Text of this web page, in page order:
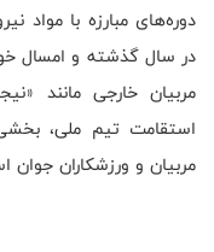
دوره‌های مبارزه با مواد
در سال گذشته و امسال
مربیان خارجی مانند
استقامت تیم ملی،
مربیان و ورزشکاران